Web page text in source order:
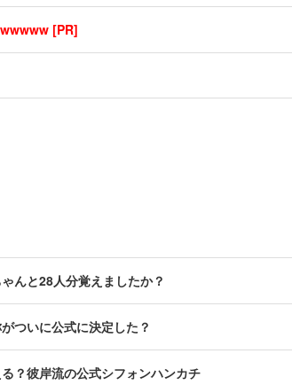
[PR]
んと28人分覚えましたか？
ついに公式に決定した？
？彼岸流の公式シフォンハンカチ